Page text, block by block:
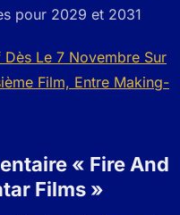
pour 2029 et 2031
« Fire And
Films »